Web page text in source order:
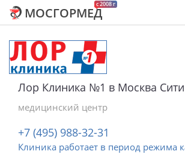
c 2008 г
МОСГОРМЕД
Лор Клиника №1 в Москва Сити
медицинский центр
+7 (495) 988-32-31
Клиника работает в период режима